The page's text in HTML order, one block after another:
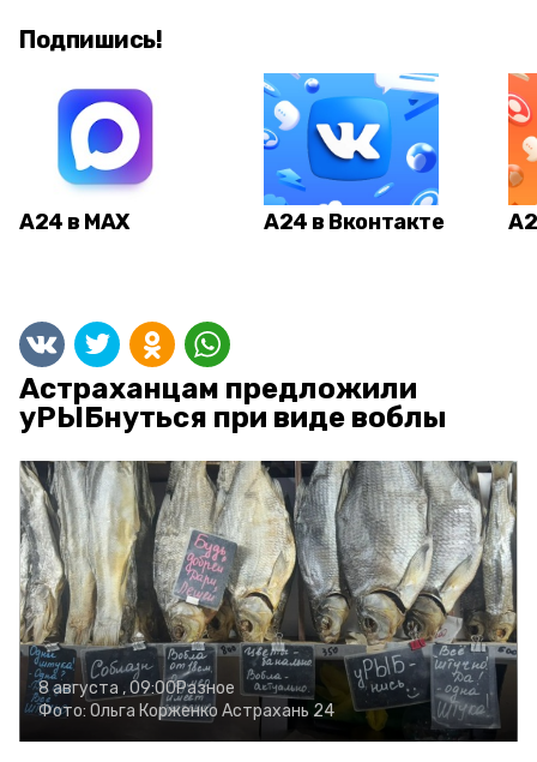
Подпишись!
А24 в MAX А24 в Вконтакте
Астраханцам предложили
уРЫБнуться при виде воблы
8 августа , 09:00Разное
Фото: Ольга Корженко Астрахань 24